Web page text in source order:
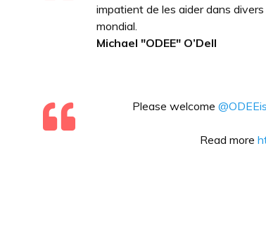
impatient de les aider dans
mondial.
Michael "ODEE" O’Dell
Please welcome
Read more